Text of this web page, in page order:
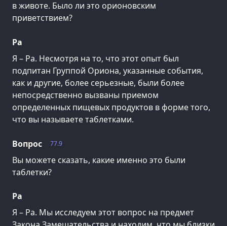
в животе. Было ли это орионовским
приветствием?
Ра
Я – Ра. Несмотря на то, что этот опыт был
подпитан Группой Ориона, указанные события,
как и другие, более серьезные, были более
непосредственно вызваны приемом
определенных пищевых продуктов в форме того,
что вы называете таблетками.
77.9
Вопрос
Вы можете сказать, какие именно это были
таблетки?
Ра
Я – Ра. Мы исследуем этот вопрос на предмет